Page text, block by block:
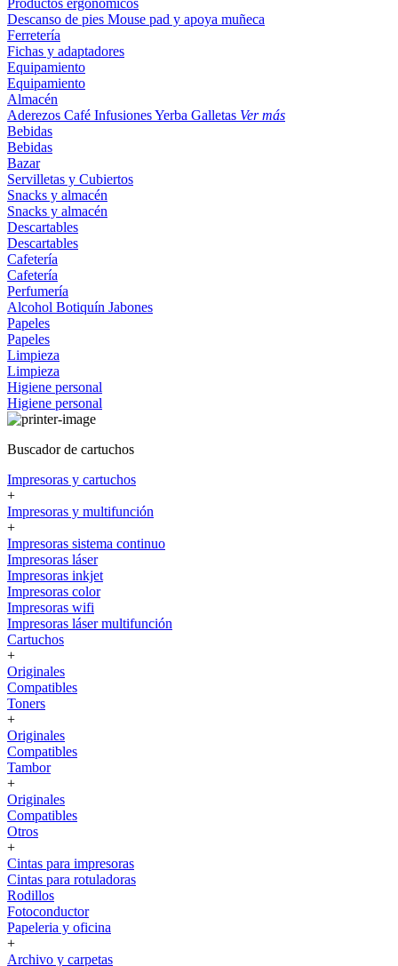
Productos ergonómicos
Descanso de pies Mouse pad y apoya muñeca
Ferretería
Fichas y adaptadores
Equipamiento
Equipamiento
Almacén
Aderezos Café InfusionesYerba Galletas Ver más
Bebidas
Bebidas
Bazar
Servilletas y Cubiertos
Snacks y almacén
Snacks y almacén
Descartables
Descartables
Cafetería
Cafetería
Perfumería
Alcohol Botiquín Jabones
Papeles
Papeles
Limpieza
Limpieza
Higiene personal
Higiene personal
Buscador de cartuchos
Impresoras y cartuchos
+
Impresoras y multifunción
+
Impresoras sistema continuo
Impresoras láser
Impresoras inkjet
Impresoras color
Impresoras wifi
Impresoras láser multifunción
Cartuchos
+
Originales
Compatibles
Toners
+
Originales
Compatibles
Tambor
+
Originales
Compatibles
Otros
+
Cintas para impresoras
Cintas para rotuladoras
Rodillos
Fotoconductor
Papeleria y oficina
+
Archivo y carpetas